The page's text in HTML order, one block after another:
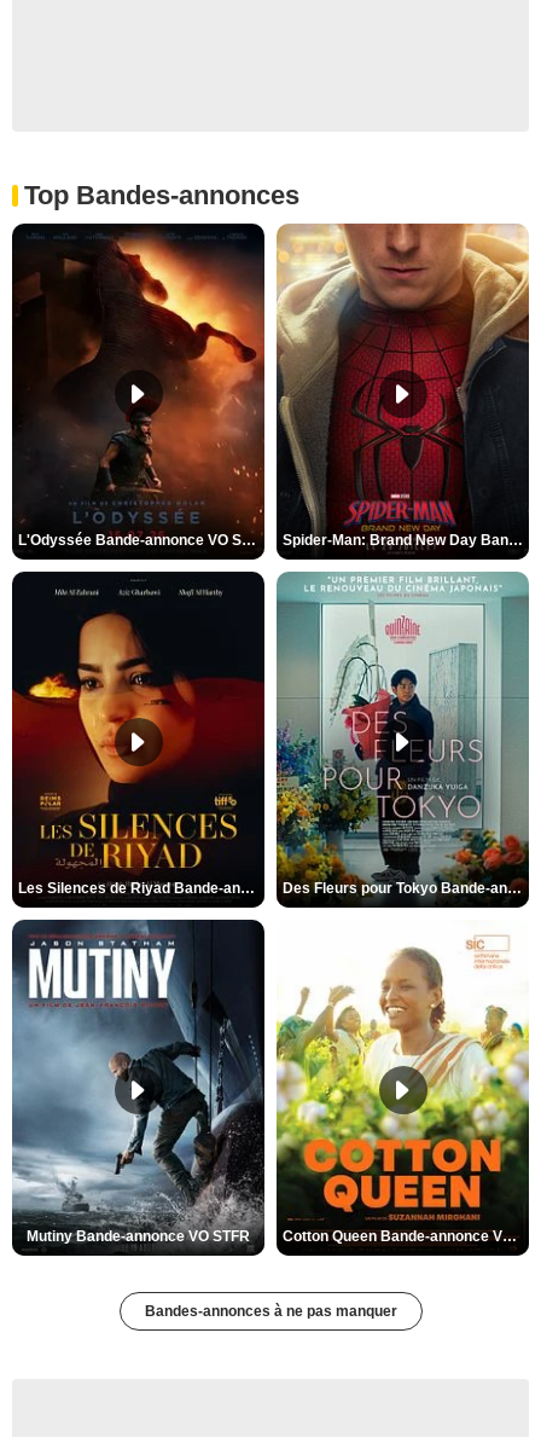
Top Bandes-annonces
L'Odyssée Bande-annonce VO STFR Spider-Man: Brand New Day Bande-annonce VO STFR
Les Silences de Riyad Bande-annonce VO STFR Des Fleurs pour Tokyo Bande-annonce VO STFR
Mutiny Bande-annonce VO STFR Cotton Queen Bande-annonce VO STFR
Bandes-annonces à ne pas manquer